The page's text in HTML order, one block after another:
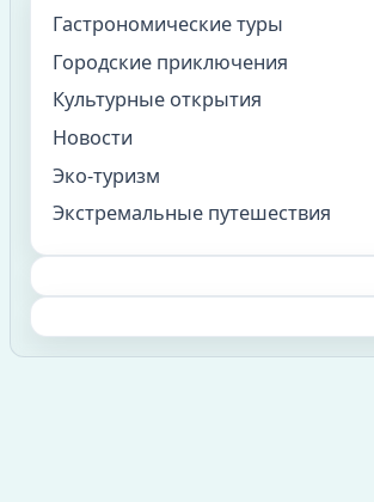
Гастрономические туры
Городские приключения
Культурные открытия
Новости
Эко-туризм
Экстремальные путешествия